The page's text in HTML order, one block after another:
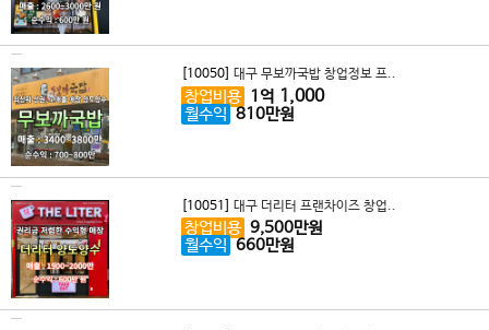
[10050] 대구 무보까국밥 창업정보 프..
창업비용 1 억 1,000
월수익 810만원
[10051] 대구 더리터 프랜차이즈 창업..
창업비용 9,500만원
월수익 660만원